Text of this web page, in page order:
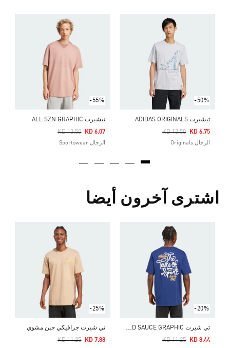
-50%
تيشيرت ADIDAS ORIGINALS
Price Reduced From
KD 13.50
To KD 6.75
الرجال Originals
-55%
تيشيرت ALL SZN GRAPHIC
Price Reduced From
KD 13.50
To KD 6.07
الرجال Sportswear
اشترى آخرون أيضا
-20%
ت
ي شيرت FOOD SAUCE GRAPHIC
Price Reduced From
KD 11.25
To KD 8.44
-25%
تي شيرت جرافيكي جبن مشوي
Price Reduced From
KD 11.25
To KD 7.88
Price Reduced From
To